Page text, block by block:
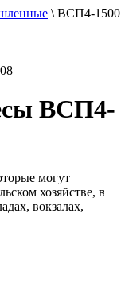
\ ВСП4-1500
ВСП4-
могут
хозяйстве, в
вокзалах,